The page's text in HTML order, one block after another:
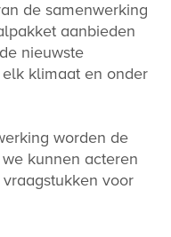
de samenwerking
aanbieden
nieuwste
klimaat en onder
worden de
kunnen acteren
voor